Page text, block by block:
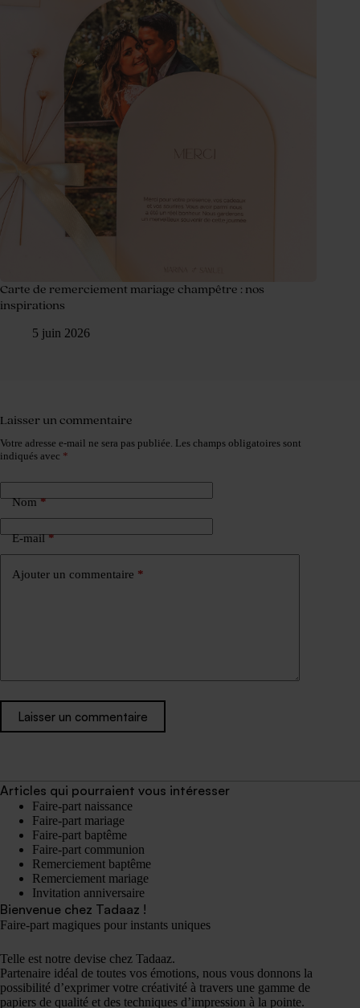
Carte de remerciement mariage champêtre : nos
inspirations
5 juin 2026
Laisser un commentaire
Votre adresse e-mail ne sera pas publiée. Les champs obligatoires sont
indiqués avec *
Nom*
E-mail*
Ajouter un commentaire *
Laisser un commentaire
Articles qui pourraient vous intéresser
Faire-part naissance
Faire-part mariage
Faire-part baptême
Faire-part communion
Remerciement baptême
Remerciement mariage
Invitation anniversaire
Bienvenue chez Tadaaz !
Faire-part magiques pour instants uniques
Telle est notre devise chez Tadaaz.
Partenaire idéal de toutes vos émotions, nous vous donnons la
possibilité d’exprimer votre créativité à travers une gamme de
papiers de qualité et des techniques d’impression à la pointe.